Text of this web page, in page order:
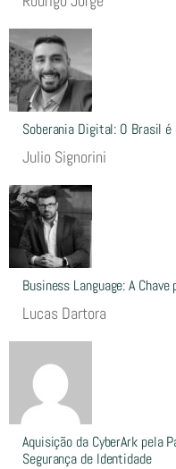
Soberania Digital: O Brasil
Julio Signorini
Business Language: A
Lucas Dartora
Aquisição da CyberArk pela
Segurança de Identidade